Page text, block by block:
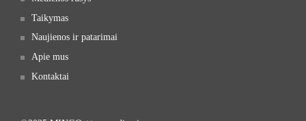
Taikymas
Naujienos ir patarimai
Apie mus
Kontaktai